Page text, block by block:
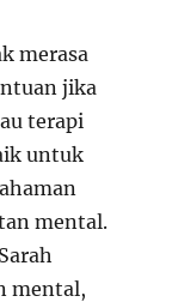
merasa
jika
terapi
untuk
mental.
mental,